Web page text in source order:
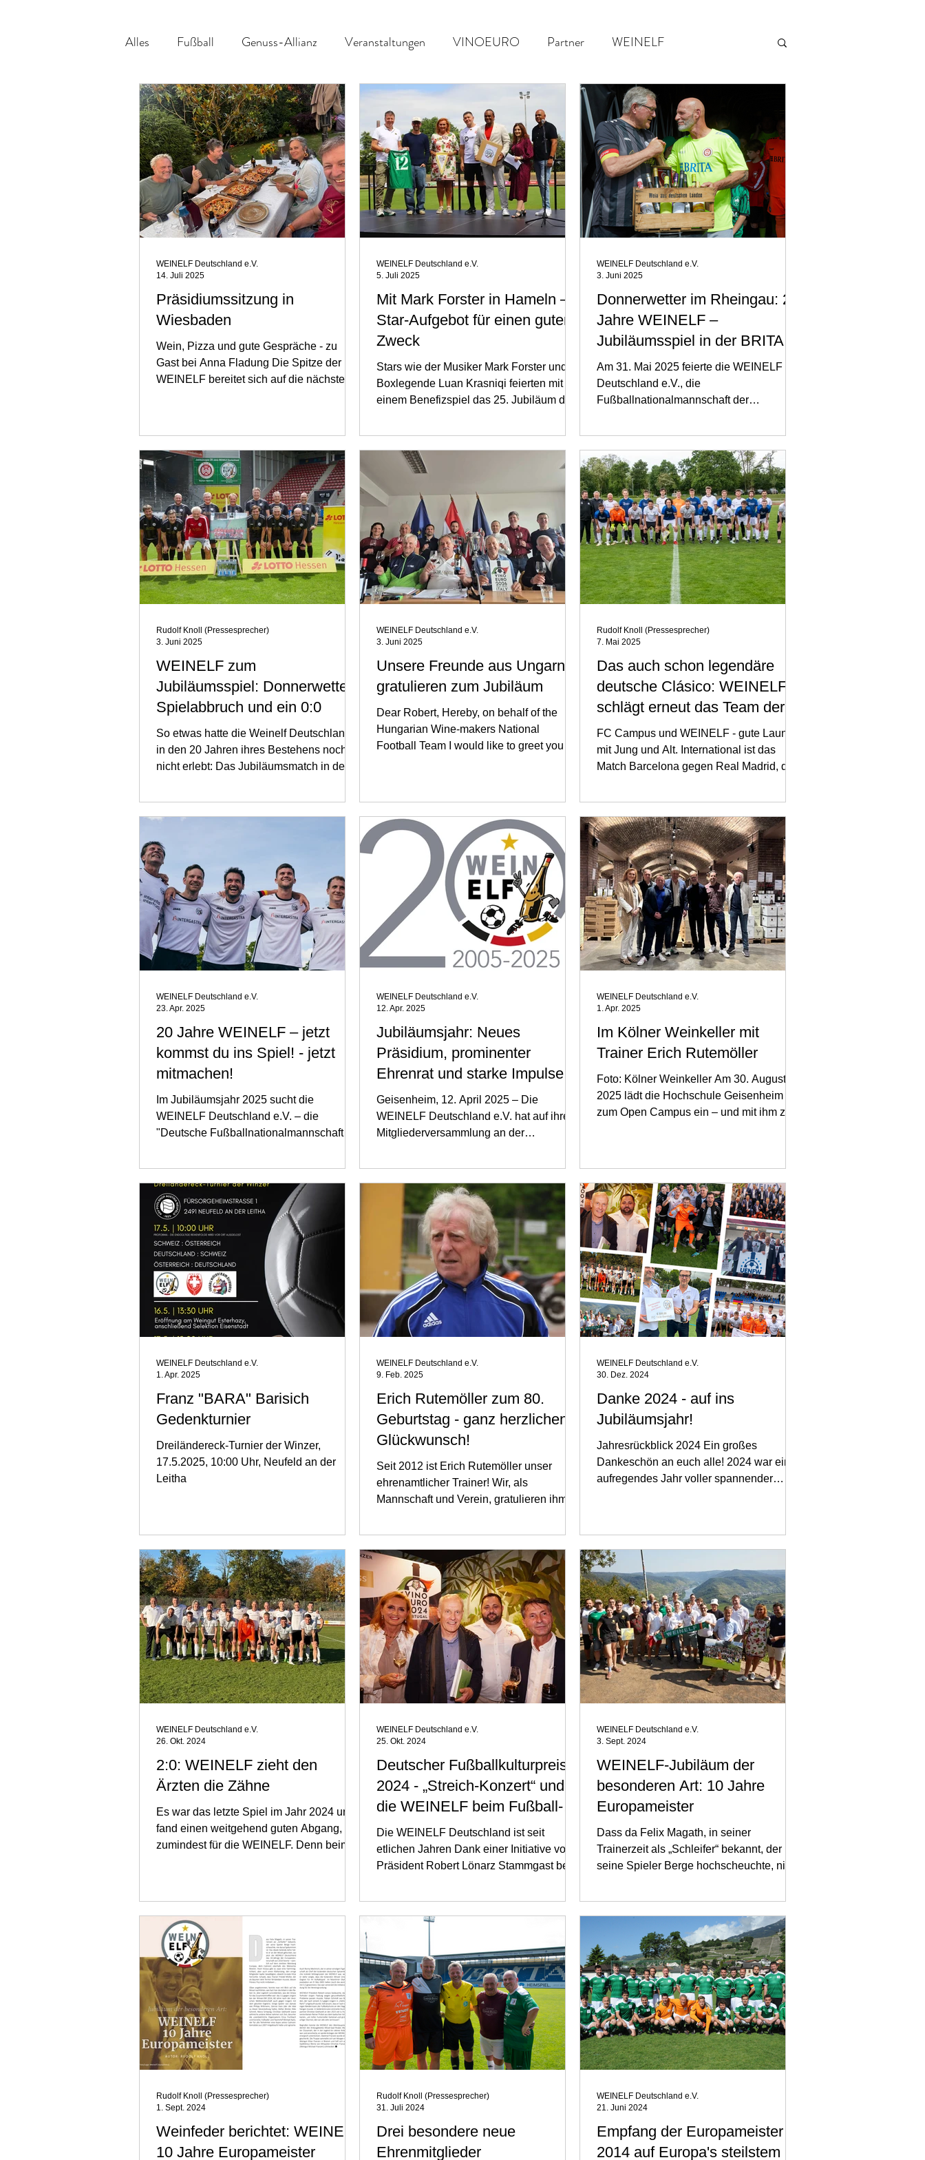
Alles Fußball Genuss-Allianz Veranstaltungen VINOEURO Partner WEINELF
Veranstaltungsvorschau Benefiz Spielvorschau Fussballkultur 2014
Präsidiumssitzung in
Wiesbaden
Wein, Pizza und gute Gespräche - zu
Gast bei Anna Fladung Die Spitze der
WEINELF bereitet sich auf die nächsten
WEINELF Deutschland e.V.
14. Juli 2025
Mit Mark Forster in Hameln –
Star-Aufgebot für einen guten
Zweck
Stars wie der Musiker Mark Forster und
Boxlegende Luan Krasniqi feierten mit
einem Benefizspiel das 25. Jubiläum des
WEINELF Deutschland e.V.
5. Juli 2025
Donnerwetter im Rheingau: 20
Jahre WEINELF –
Jubiläumsspiel in der BRITA-
Arena endet torlos
Am 31. Mai 2025 feierte die WEINELF
Deutschland e.V., die
Fußballnationalmannschaft der
Bestehen – mit...
WEINELF Deutschland e.V.
3. Juni 2025
WEINELF zum
Jubiläumsspiel: Donnerwetter,
Spielabbruch und ein 0:0
So etwas hatte die Weinelf Deutschland
in den 20 Jahren ihres Bestehens noch
nicht erlebt: Das Jubiläumsmatch in der
Rudolf Knoll (Pressesprecher)
3. Juni 2025
Unsere Freunde aus Ungarn
gratulieren zum Jubiläum
Dear Robert, Hereby, on behalf of the
Hungarian Wine-makers National
Football Team I would like to greet you
WEINELF Deutschland e.V.
3. Juni 2025
Das auch schon legendäre
deutsche Clásico: WEINELF
schlägt erneut das Team der
Hochschule Geisenheim (FC
Campus)
FC Campus und WEINELF - gute Laune
mit Jung und Alt. International ist das
Match Barcelona gegen Real Madrid, das
Rudolf Knoll (Pressesprecher)
7. Mai 2025
20 Jahre WEINELF – jetzt
kommst du ins Spiel! - jetzt
mitmachen!
Im Jubiläumsjahr 2025 sucht die
WEINELF Deutschland e.V. – die
"Deutsche Fußballnationalmannschaft
WEINELF Deutschland e.V.
23. Apr. 2025
Jubiläumsjahr: Neues
Präsidium, prominenter
Ehrenrat und starke Impulse
aus dem Weinbau
Geisenheim, 12. April 2025 – Die
WEINELF Deutschland e.V. hat auf ihrer
Mitgliederversammlung an der
WEINELF Deutschland e.V.
12. Apr. 2025
Im Kölner Weinkeller mit
Trainer Erich Rutemöller
Foto: Kölner Weinkeller Am 30. August
2025 lädt die Hochschule Geisenheim
zum Open Campus ein – und mit ihm zu
WEINELF Deutschland e.V.
1. Apr. 2025
Franz "BARA" Barisich
Gedenkturnier
Dreiländereck-Turnier der Winzer,
17.5.2025, 10:00 Uhr, Neufeld an der
Leitha
WEINELF Deutschland e.V.
1. Apr. 2025
Erich Rutemöller zum 80.
Geburtstag - ganz herzlichen
Glückwunsch!
Seit 2012 ist Erich Rutemöller unser
ehrenamtlicher Trainer! Wir, als
Mannschaft und Verein, gratulieren ihm
WEINELF Deutschland e.V.
9. Feb. 2025
Danke 2024 - auf ins
Jubiläumsjahr!
Jahresrückblick 2024 Ein großes
Dankeschön an euch alle! 2024 war ein
aufregendes Jahr voller spannender
WEINELF Deutschland e.V.
30. Dez. 2024
2:0: WEINELF zieht den
Ärzten die Zähne
Es war das letzte Spiel im Jahr 2024 und
fand einen weitgehend guten Abgang,
zumindest für die WEINELF. Denn beim
WEINELF Deutschland e.V.
26. Okt. 2024
Deutscher Fußballkulturpreis
2024 - „Streich-Konzert“ und
die WEINELF beim Fußball-
Kulturpreis in Nürnberg
Die WEINELF Deutschland ist seit
etlichen Jahren Dank einer Initiative von
Präsident Robert Lönarz Stammgast bei
WEINELF Deutschland e.V.
25. Okt. 2024
WEINELF-Jubiläum der
besonderen Art: 10 Jahre
Europameister
Dass da Felix Magath, in seiner
Trainerzeit als „Schleifer“ bekannt, der
seine Spieler Berge hochscheuchte, nie
WEINELF Deutschland e.V.
3. Sept. 2024
Weinfeder berichtet: WEINELF
10 Jahre Europameister
Rudolf Knoll (Pressesprecher)
1. Sept. 2024
Drei besondere neue
Ehrenmitglieder
Rudolf Knoll (Pressesprecher)
31. Juli 2024
Empfang der Europameister
2014 auf Europa's steilstem
WEINELF Deutschland e.V.
21. Juni 2024